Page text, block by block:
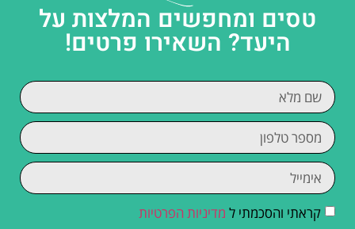
טסים ומחפשים המלצות על
היעד? השאירו פרטים!
קראתי והסכמתי ל מדיניות הפרטיות